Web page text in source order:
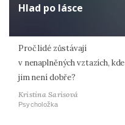
Hlad po lásce
Proč lidé zůstávají
v nenaplněných vztazích, kde
jim není dobře?
Kristina Sarisová
Psycholožka